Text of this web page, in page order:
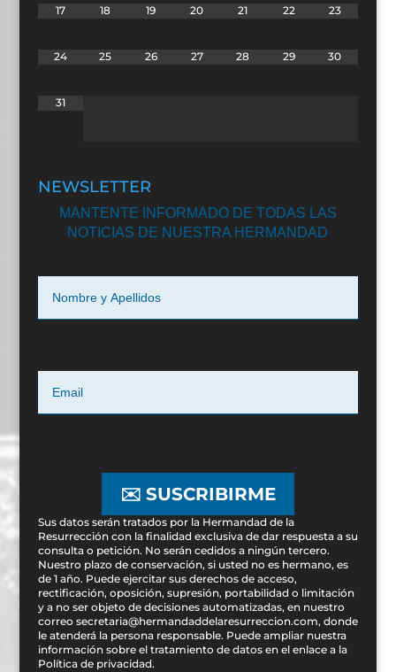
17 18 19 20 21 22 23
24 25 26 27 28 29 30
31
NEWSLETTER
MANTENTE INFORMADO DE TODAS LAS
NOTICIAS DE NUESTRA HERMANDAD
✉️ SUSCRIBIRME
Sus datos serán tratados por la Hermandad de la
Resurrección con la finalidad exclusiva de dar respuesta a su
consulta o petición. No serán cedidos a ningún tercero.
Nuestro plazo de conservación, si usted no es hermano, es
de 1 año. Puede ejercitar sus derechos de acceso,
rectificación, oposición, supresión, portabilidad o limitación
y a no ser objeto de decisiones automatizadas, en nuestro
correo secretaria@hermandaddelaresurreccion.com, donde
le atenderá la persona responsable. Puede ampliar nuestra
información sobre el tratamiento de datos en el enlace a la
Política de privacidad.